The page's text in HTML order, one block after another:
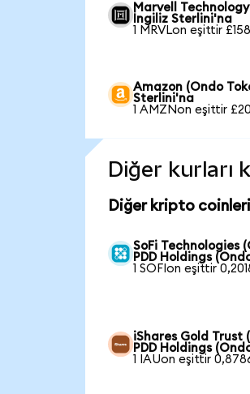
Marvell
İngiliz Sterlini'na
1 MRVLon eşittir
Amazon (Ondo
Sterlini'na
1 AMZNon eşittir
Diğer kurları
Diğer kripto
SoFi Technologies
PDD Holdings
1 SOFIon eşittir
iShares Gold Trust
PDD Holdings
1 IAUon eşittir